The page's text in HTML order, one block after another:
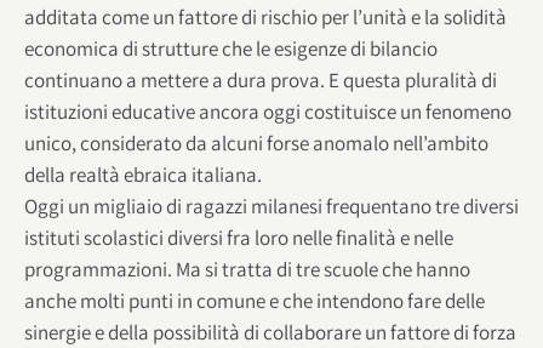
additata come un fattore di rischio per l’unità e la solidità
economica di strutture che le esigenze di bilancio
continuano a mettere a dura prova. E questa pluralità di
istituzioni educative ancora oggi costituisce un fenomeno
unico, considerato da alcuni forse anomalo nell’ambito
della realtà ebraica italiana.
Oggi un migliaio di ragazzi milanesi frequentano tre diversi
istituti scolastici diversi fra loro nelle finalità e nelle
programmazioni. Ma si tratta di tre scuole che hanno
anche molti punti in comune e che intendono fare delle
sinergie e della possibilità di collaborare un fattore di forza